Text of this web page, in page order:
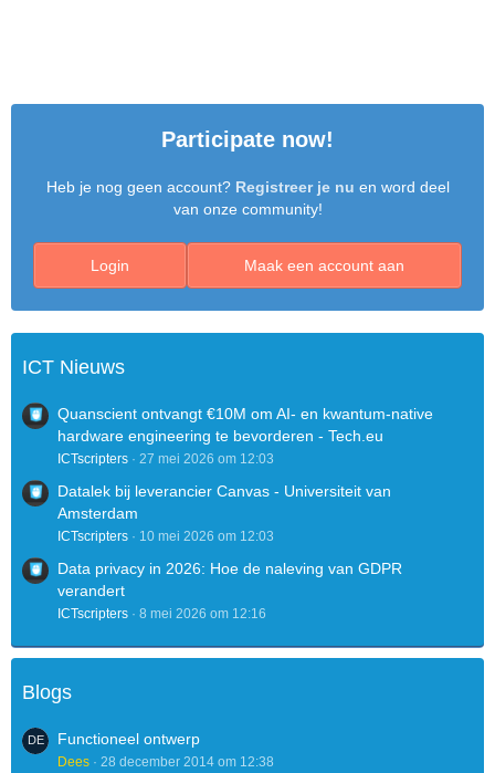
arron.eu
azahaf.nl
barmaatje.nl
beautynet.eu
bebop.eu
bedrijfsuitjelimburg.nl
bestaria.nl
bestekkopen.nl
beukensnippers.nl
bezorgsoftware.nl
bijverdienen.be
bingospellen.nl
biologischeolijfolie.nl
bloeduitstorting.nl
bouwadvies.be
boxershorts.eu
Participate now!
Heb je nog geen account? Registreer je nu en word deel
van onze community!
Maak een account aan
Login
ICT Nieuws
Quanscient ontvangt €10M om AI- en kwantum-native
hardware engineering te bevorderen - Tech.eu
ICTscripters 27 mei 2026 om 12:03
Datalek bij leverancier Canvas - Universiteit van
Amsterdam
ICTscripters 10 mei 2026 om 12:03
Data privacy in 2026: Hoe de naleving van GDPR
verandert
ICTscripters 8 mei 2026 om 12:16
Blogs
Functioneel ontwerp
Dees 28 december 2014 om 12:38